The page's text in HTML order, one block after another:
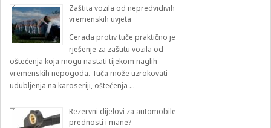
Zaštita vozila od nepredvidivih
vremenskih uvjeta
Cerada protiv tuče praktično je
rješenje za zaštitu vozila od
oštećenja koja mogu nastati tijekom naglih
vremenskih nepogoda. Tuča može uzrokovati
udubljenja na karoseriji, oštećenja …
Rezervni dijelovi za automobile –
prednosti i mane?